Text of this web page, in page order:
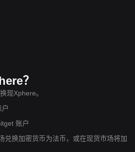
？
现Xphere。
账户
兑换加密货币为法币，或在现货市场将加